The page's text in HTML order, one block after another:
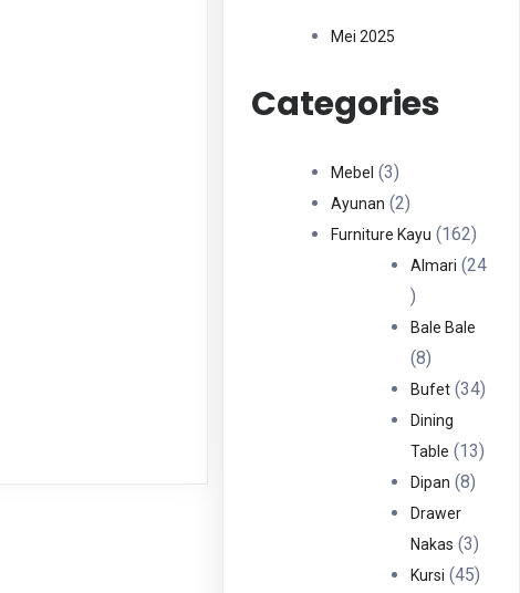
Mei 2025
Categories
Mebel 33
Produk
Ayunan 22
Produk
Furniture Kayu 162162
Almari
24
24
Produk
Bale Bale
88
Produk
Bufet 3434
Dining
Table
1313
Dipan 88
Drawer
Nakas
33
Kursi 4545